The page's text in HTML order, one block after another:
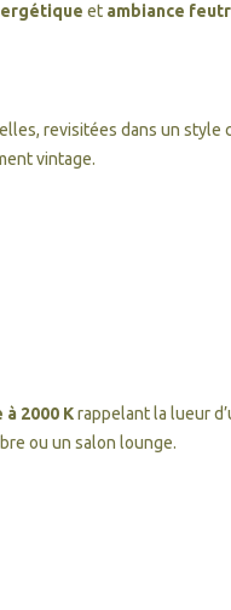
et ambiance
revisitées dans un style
vintage.
2000 Krappelant la lueur
ou un salon lounge.